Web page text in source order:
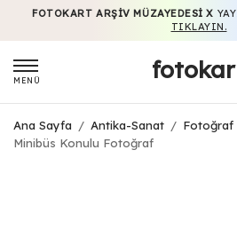
FOTOKART ARŞIV MÜZAYEDESI X
TIKLAYIN.
MENÜ
Ana Sayfa / Antika-Sanat / Fotoğraf
Minibüs Konulu Fotoğraf